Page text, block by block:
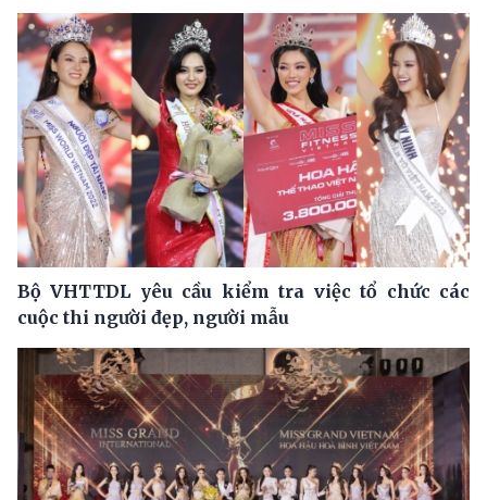
Bộ VHTTDL yêu cầu kiểm tra việc tổ chức các
cuộc thi người đẹp, người mẫu